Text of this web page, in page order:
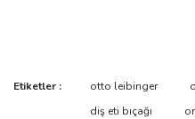
Bu ürüne ilk
Bu ürünün fiyat bilgisi, resim,
Etiketler : otto leibinger
diş eti bıçağı